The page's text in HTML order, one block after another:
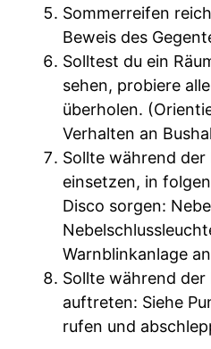
Sommerreifen
Beweis des
Solltest du ein
sehen, probiere
überholen.
Verhalten an
Sollte während
einsetzen, in
Disco sorgen:
Warnblinkanlage
Sollte während
auftreten: Siehe
rufen und